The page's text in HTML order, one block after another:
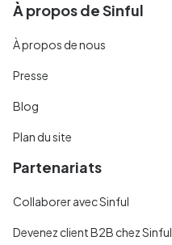
À propos de Sinful
À propos de nous
Presse
Blog
Plan du site
Partenariats
Collaborer avec Sinful
Devenez client B2B chez Sinful